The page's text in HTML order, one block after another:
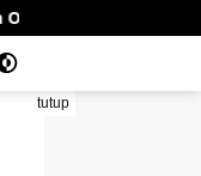
2026
tutup